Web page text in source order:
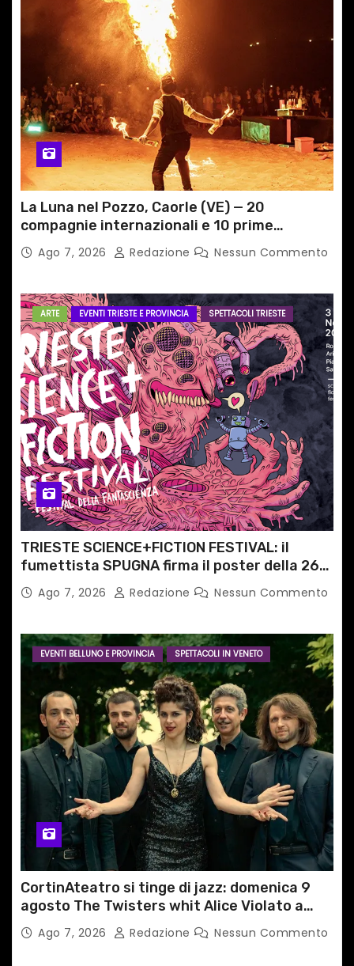
i
o
l
i
La Luna nel Pozzo, Caorle (VE) — 20
compagnie internazionali e 10 prime
nazionali dal 2 al 6 settembre
Ago 7, 2026 Redazione Nessun Commento
ARTE EVENTI TRIESTE E PROVINCIA SPETTACOLI TRIESTE
TRIESTE SCIENCE+FICTION FESTIVAL: il
fumettista SPUGNA firma il poster della 26°
edizione – Dal 3 all’8 novembre a Trieste
Ago 7, 2026 Redazione Nessun Commento
EVENTI BELLUNO E PROVINCIA SPETTACOLI IN VENETO
CortinAteatro si tinge di jazz: domenica 9
agosto The Twisters whit Alice Violato a
Cortina d’Ampezzo
Ago 7, 2026 Redazione Nessun Commento